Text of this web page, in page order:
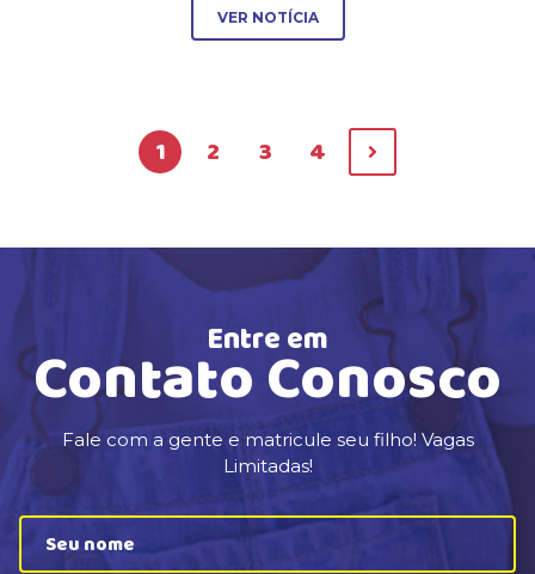
VER NOTÍCIA
1 2 3 4
Entre em
Contato Conosco
Fale com a gente e matricule seu filho! Vagas
Limitadas!